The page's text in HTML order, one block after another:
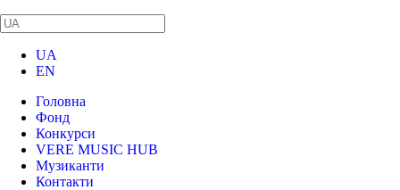
UA
EN
Головна
Фонд
Конкурси
VERE MUSIC HUB
Музиканти
Контакти